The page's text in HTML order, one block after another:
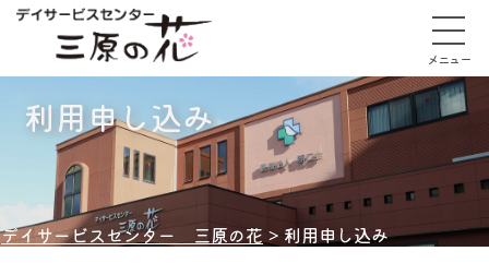
メニュー
利用申し込み
デイサービスセンター 三原の花 > 利用申し込み